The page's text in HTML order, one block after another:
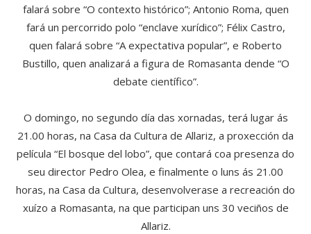
falará sobre “O contexto histórico”; Antonio Roma, quen
fará un percorrido polo “enclave xurídico”; Félix Castro,
quen falará sobre “A expectativa popular”, e Roberto
Bustillo, quen analizará a figura de Romasanta dende “O
debate científico”.
O domingo, no segundo día das xornadas, terá lugar ás
21.00 horas, na Casa da Cultura de Allariz, a proxección da
película “El bosque del lobo”, que contará coa presenza do
seu director Pedro Olea, e finalmente o luns ás 21.00
horas, na Casa da Cultura, desenvolverase a recreación do
xuízo a Romasanta, na que participan uns 30 veciños de
Allariz.